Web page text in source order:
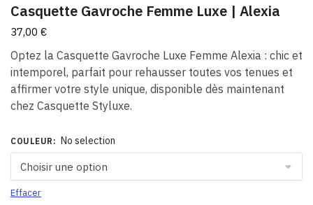
Casquette Gavroche Femme Luxe​ | Alexia
37,00 €
Optez la Casquette Gavroche Luxe Femme Alexia : chic et
intemporel, parfait pour rehausser toutes vos tenues et
affirmer votre style unique, disponible dès maintenant
chez Casquette Styluxe.
COULEUR : No selection
Effacer